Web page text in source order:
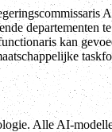
departementen
kan
Alle AI-